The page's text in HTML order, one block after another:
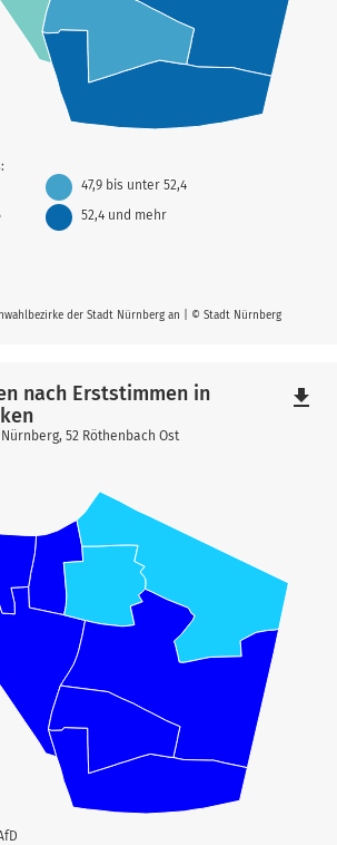
der Stadt Nürnberg an | © Stadt Nürnberg
47,9 bis unter 52,4
52,4 und mehr
nach Erststimmen in
52 Röthenbach Ost
file_download